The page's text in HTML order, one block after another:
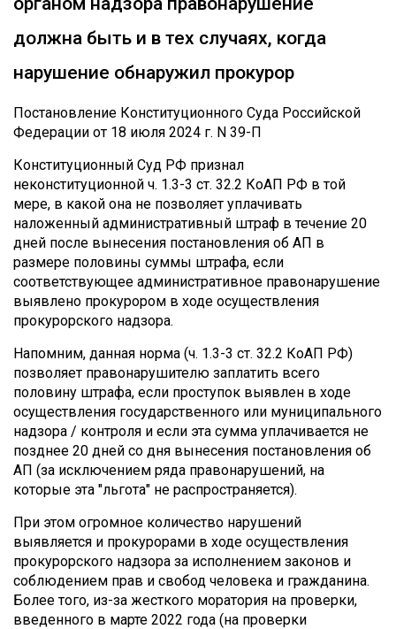
должна быть и в тех случаях, когда
нарушение обнаружил прокурор
Постановление Конституционного Суда Российской
Федерации от 18 июля 2024 г. N 39-П
Конституционный Суд РФ признал
неконституционной ч. 1.3-3 ст. 32.2 КоАП РФ в той
мере, в какой она не позволяет уплачивать
наложенный административный штраф в течение 20
дней после вынесения постановления об АП в
размере половины суммы штрафа, если
соответствующее административное правонарушение
выявлено прокурором в ходе осуществления
прокурорского надзора.
Напомним, данная норма (ч. 1.3-3 ст. 32.2 КоАП РФ)
позволяет правонарушителю заплатить всего
половину штрафа, если проступок выявлен в ходе
осуществления государственного или муниципального
надзора / контроля и если эта сумма уплачивается не
позднее 20 дней со дня вынесения постановления об
АП (за исключением ряда правонарушений, на
которые эта "льгота" не распространяется).
При этом огромное количество нарушений
выявляется и прокурорами в ходе осуществления
прокурорского надзора за исполнением законов и
соблюдением прав и свобод человека и гражданина.
Более того, из-за жесткого моратория на проверки,
введенного в марте 2022 года (на проверки